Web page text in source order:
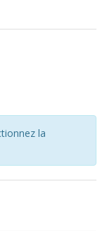
la